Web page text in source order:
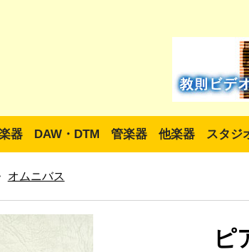
器 DAW・DTM 管楽器 他楽器 スタジ
オムニバス
ピ